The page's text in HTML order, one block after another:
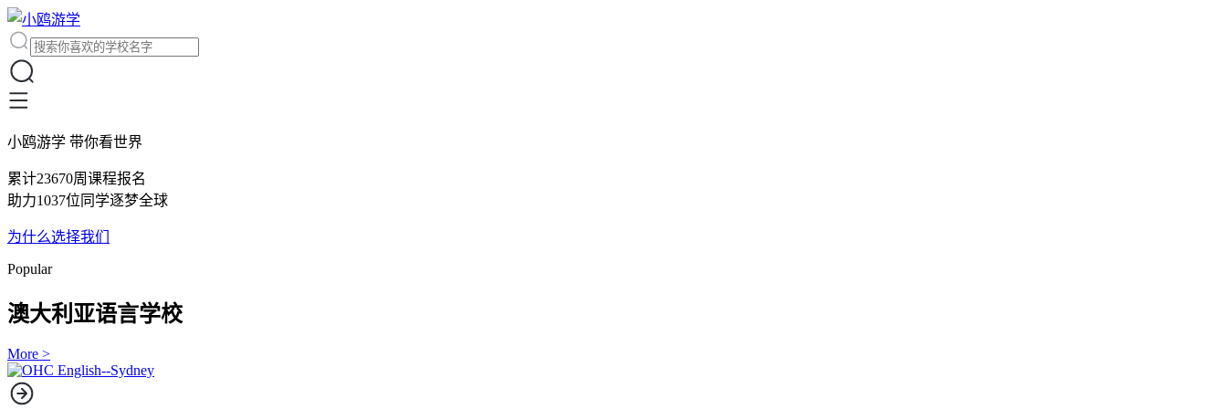
小鸥游学 带你看世界
累计23670周课程报名
助力1037位同学逐梦全球
为什么选择我们
Popular
澳大利亚语言学校
More >